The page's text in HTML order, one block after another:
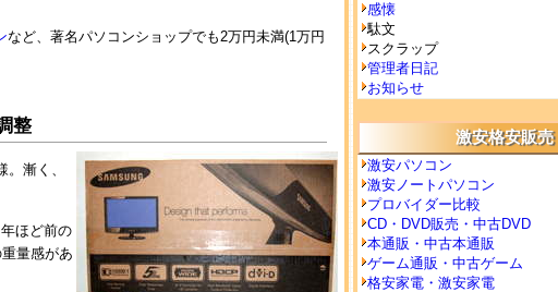
など、著名パソコンショップでも2万円未満(1万円
整
漸く、
ほど前の
量感があ
感懐
駄文
スクラップ
管理者日記
お知らせ
激安格安販売
激安パソコン
激安ノートパソコン
プロバイダー比較
CD・DVD販売・中古DVD
本通販・中古本通販
ゲーム通販・中古ゲーム
格安家電・激安家電